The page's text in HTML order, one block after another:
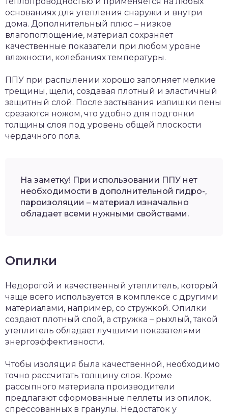
основаниях для утепления снаружи и внутри
дома. Дополнительный плюс – низкое
влагопоглощение, материал сохраняет
качественные показатели при любом уровне
влажности, колебаниях температуры.
ППУ при распылении хорошо заполняет мелкие
трещины, щели, создавая плотный и эластичный
защитный слой. После застывания излишки пены
срезаются ножом, что удобно для подгонки
толщины слоя под уровень общей плоскости
чердачного пола.
На заметку! При использовании ППУ нет
необходимости в дополнительной гидро-,
пароизоляции – материал изначально
обладает всеми нужными свойствами.
Опилки
Недорогой и качественный утеплитель, который
чаще всего используется в комплексе с другими
материалами, например, со стружкой. Опилки
создают плотный слой, а стружка – рыхлый, такой
утеплитель обладает лучшими показателями
энергоэффективности.
Чтобы изоляция была качественной, необходимо
точно рассчитать толщину слоя. Кроме
рассыпного материала производители
предлагают сформованные пеллеты из опилок,
спрессованных в гранулы. Недостаток у